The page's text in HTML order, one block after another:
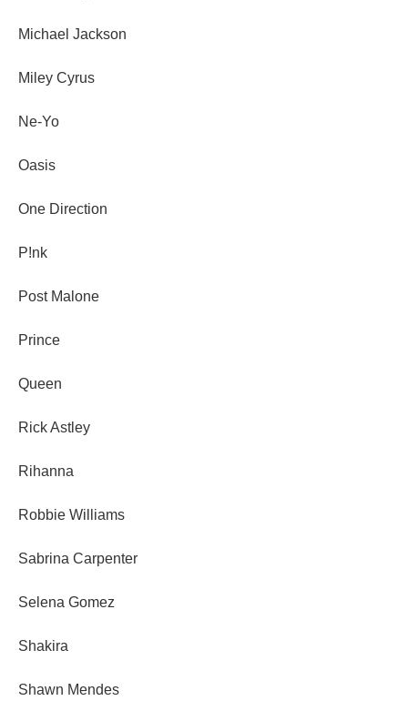
Michael Jackson
Miley Cyrus
Ne-Yo
Oasis
One Direction
P!nk
Post Malone
Prince
Queen
Rick Astley
Rihanna
Robbie Williams
Sabrina Carpenter
Selena Gomez
Shakira
Shawn Mendes